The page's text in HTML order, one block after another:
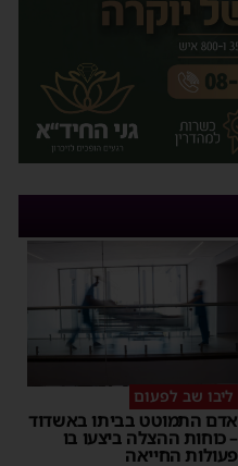
ליבו שב לפעום
אדם התמוטט בביתו באשדוד
– כוחות ההצלה ביצעו בו
פעולות החייאה